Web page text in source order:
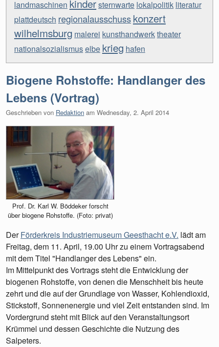
landmaschinen kindersternwarte lokalpolitik literatur
plattdeutsch regionalausschusskonzert
wilhelmsburg malerei kunsthandwerktheater
nationalsozialismuselbe krieg hafen
Biogene Rohstoffe: Handlanger des
Lebens (Vortrag)
Geschrieben von Redaktion am Wednesday, 2. April 2014
Prof. Dr. Karl W. Böddeker forscht
über biogene Rohstoffe. (Foto: privat)
DerFörderkreis Industriemuseum Geesthacht e.V. lädt am
Freitag, dem 11. April, 19.00 Uhr zu einem Vortragsabend
mit dem Titel "Handlanger des Lebens" ein.
Im Mittelpunkt des Vortrags steht die Entwicklung der
biogenen Rohstoffe, von denen die Menschheit bis heute
zehrt und die auf der Grundlage von Wasser, Kohlendioxid,
Stickstoff, Sonnenenergie und viel Zeit entstanden sind. Im
Vordergrund steht mit Blick auf den Veranstaltungsort
Krümmel und dessen Geschichte die Nutzung des
Salpeters.